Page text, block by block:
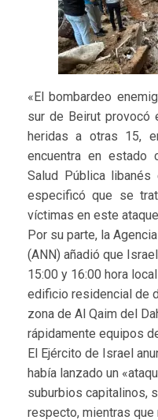
«El bombardeo
sur de Beirut
heridas a otras 15,
encuentra en estado
Salud Pública libanés
especificó que se
víctimas en este
Por su parte, la
(ANN) añadió que
15:00 y 16:00 hora
edificio residencial de
zona de Al Qaim del
rápidamente equipos
El Ejército de Israel
había lanzado un
suburbios capitalinos,
respecto, mientras